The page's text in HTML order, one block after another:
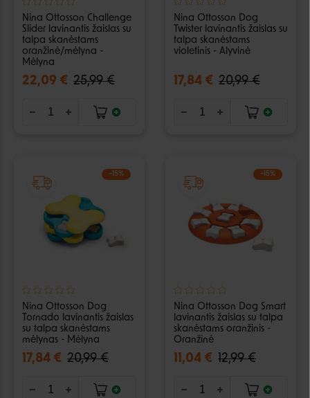
Nina Ottosson Challenge
Slider lavinantis žaislas su
talpa skanėstams
oranžinė/mėlyna -
Mėlyna
22,09 € 25,99 €
Nina Ottosson Dog
Twister lavinantis žaislas su
talpa skanėstams
violetinis - Alyvinė
17,84 € 20,99 €
−15%
Nina Ottosson Dog
Tornado lavinantis žaislas
su talpa skanėstams
mėlynas - Mėlyna
17,84 € 20,99 €
−15%
Nina Ottosson Dog Smart
lavinantis žaislas su talpa
skanėstams oranžinis -
Oranžinė
11,04 € 12,99 €